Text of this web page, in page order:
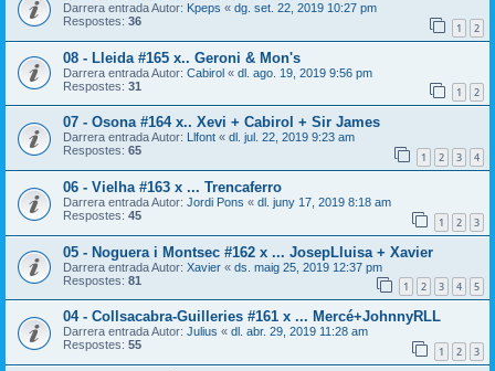
Darrera entrada Autor: Kpeps « dg. set. 22, 2019 10:27 pm
Respostes: 36 1 2
08 - Lleida #165 x.. Geroni & Mon's
Darrera entrada Autor: Cabirol « dl. ago. 19, 2019 9:56 pm
Respostes: 31 1 2
07 - Osona #164 x.. Xevi + Cabirol + Sir James
Darrera entrada Autor: Llfont « dl. jul. 22, 2019 9:23 am
Respostes: 65 1 2 3 4
06 - Vielha #163 x ... Trencaferro
Darrera entrada Autor: Jordi Pons « dl. juny 17, 2019 8:18 am
Respostes: 45 1 2 3
05 - Noguera i Montsec #162 x ... JosepLluisa + Xavier
Darrera entrada Autor: Xavier « ds. maig 25, 2019 12:37 pm
Respostes: 81 1 2 3 4 5
04 - Collsacabra-Guilleries #161 x ... Mercé+JohnnyRLL
Darrera entrada Autor: Julius « dl. abr. 29, 2019 11:28 am
Respostes: 55 1 2 3